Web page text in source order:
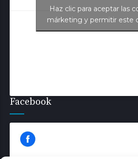
Tweets de Aurora
Haz clic para aceptar las
márketing y permitir este
Facebook